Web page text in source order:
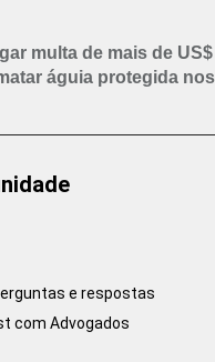
multa de mais de
águia protegida
e respostas
com Advogados